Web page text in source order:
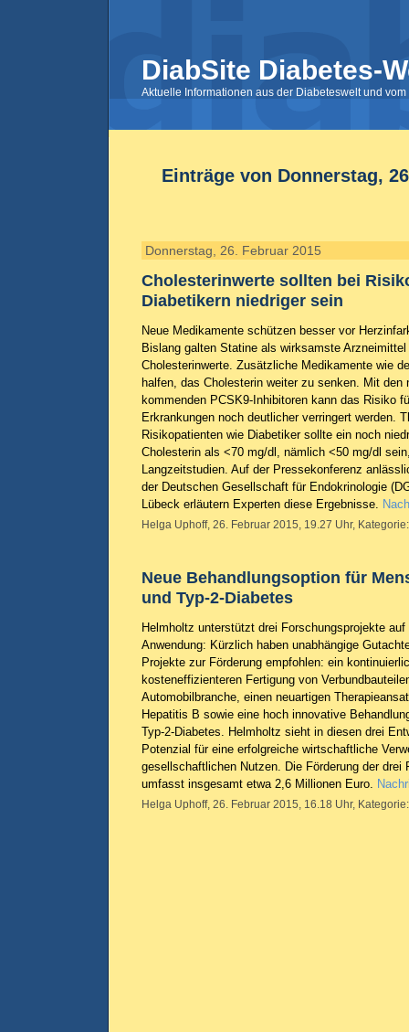
DiabSite Diabetes-
Aktuelle Informationen aus der Diabeteswelt und
Einträge von Donnerstag,
Donnerstag, 26. Februar 2015
Cholesterinwerte sollten bei
Diabetikern niedriger sein
Neue Medikamente schützen besser vor
Bislang galten Statine als wirksamste
Cholesterinwerte. Zusätzliche Medikamente wie
halfen, das Cholesterin weiter zu senken. Mit den
kommenden PCSK9-Inhibitoren kann das Risiko
Erkrankungen noch deutlicher verringert werden.
Risikopatienten wie Diabetiker sollte ein noch
Cholesterin als <70 mg/dl, nämlich <50 mg/dl
Langzeitstudien. Auf der Pressekonferenz
der Deutschen Gesellschaft für Endokrinologie
Lübeck erläutern Experten diese Ergebnisse.
Helga Uphoff, 26. Februar 2015, 19.27 Uhr,
Neue Behandlungsoption für
und Typ-2-Diabetes
Helmholtz unterstützt drei Forschungsprojekte
Anwendung: Kürzlich haben unabhängige
Projekte zur Förderung empfohlen: ein
kosteneffizienteren Fertigung von
Automobilbranche, einen neuartigen
Hepatitis B sowie eine hoch innovative
Typ-2-Diabetes. Helmholtz sieht in diesen drei
Potenzial für eine erfolgreiche wirtschaftliche
gesellschaftlichen Nutzen. Die Förderung der drei
umfasst insgesamt etwa 2,6 Millionen Euro.
Helga Uphoff, 26. Februar 2015, 16.18 Uhr,